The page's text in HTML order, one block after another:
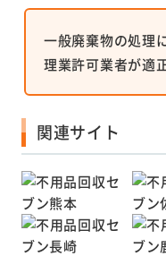
一般廃棄物の処理
理業許可業者が適
関連サイト